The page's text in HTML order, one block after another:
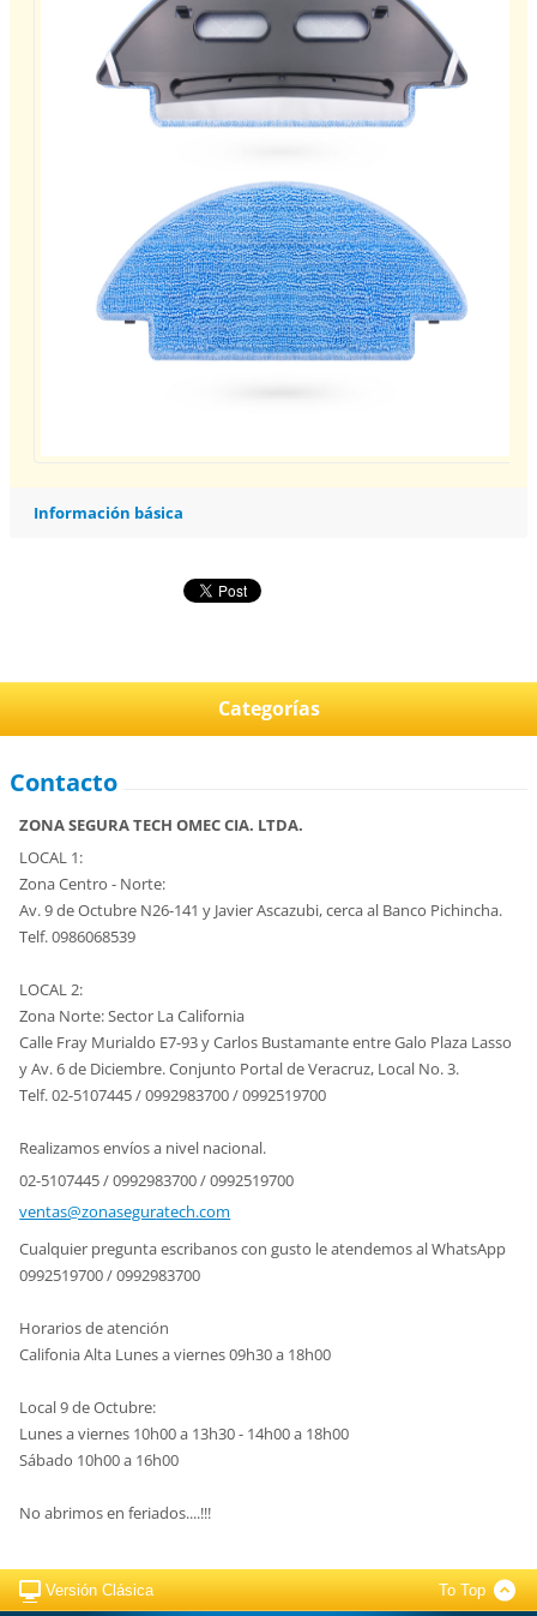
Información básica
Categorías
Contacto
ZONA SEGURA TECH OMEC CIA. LTDA.
LOCAL 1:
Zona Centro - Norte:
Av. 9 de Octubre N26-141 y Javier Ascazubi, cerca al Banco Pichincha.
Telf. 0986068539
LOCAL 2:
Zona Norte: Sector La California
Calle Fray Murialdo E7-93 y Carlos Bustamante entre Galo Plaza Lasso
y Av. 6 de Diciembre. Conjunto Portal de Veracruz, Local No. 3.
Telf. 02-5107445 / 0992983700 / 0992519700
Realizamos envíos a nivel nacional.
02-5107445 / 0992983700 / 0992519700
ventas@zonaseguratech.com
Cualquier pregunta escribanos con gusto le atendemos al WhatsApp
0992519700 / 0992983700
Horarios de atención
Califonia Alta Lunes a viernes 09h30 a 18h00
Local 9 de Octubre:
Lunes a viernes 10h00 a 13h30 - 14h00 a 18h00
Sábado 10h00 a 16h00
No abrimos en feriados....!!!
Versión Clásica To Top